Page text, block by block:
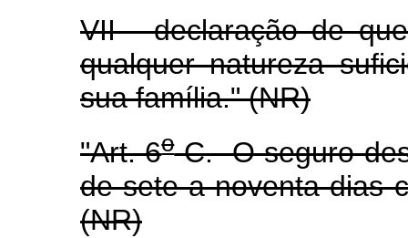
VII - declaração de
qualquer natureza
sua família." (NR)
"Art. 6o-C. O seguro-
de sete a noventa dias
(NR)